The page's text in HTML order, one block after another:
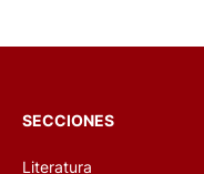
SECCIONES
Literatura